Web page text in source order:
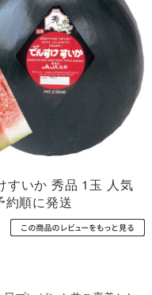
すいか 秀品 1玉 人気
約順に発送